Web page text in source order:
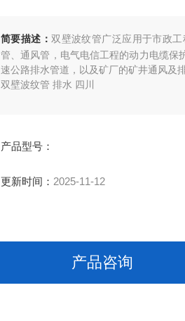
简要描述：双壁波纹管广泛应用于市政
管、通风管，电气电信工程的动力电缆保
速公路排水管道，以及矿厂的矿井通风及
双壁波纹管 排水 四川
产品型号：
更新时间： 2025-11-12
产品咨询